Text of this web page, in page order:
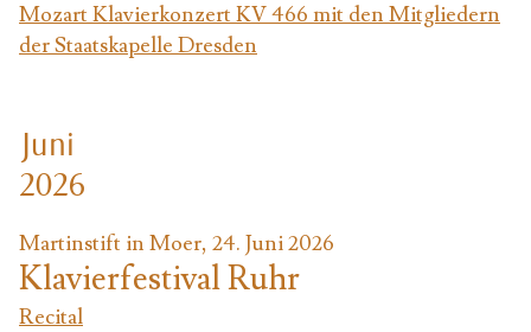
Mozart Klavierkonzert KV 466 mit den Mitgliedern
der Staatskapelle Dresden
Juni
2026
Martinstift in Moer, 24. Juni 2026
Klavierfestival Ruhr
Recital